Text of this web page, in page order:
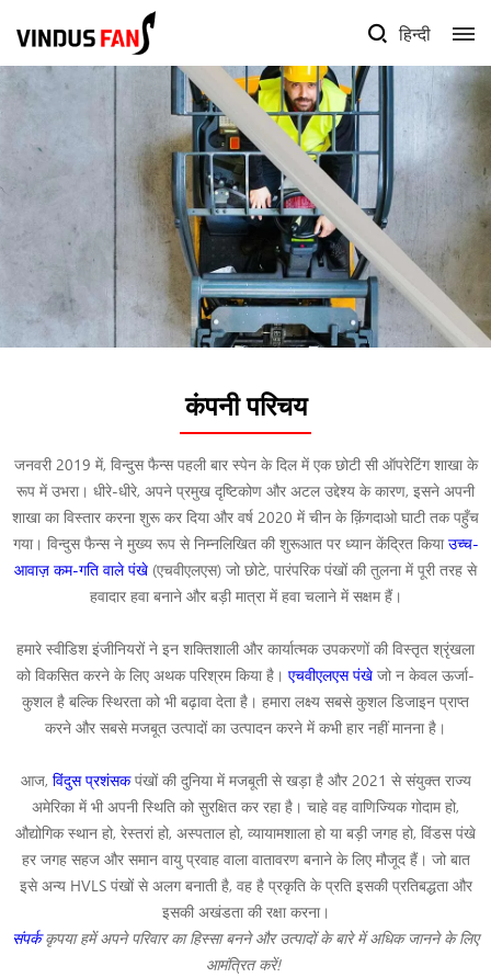
हिन्दी
कंपनी परिचय
जनवरी 2019 में, विन्दुस फैन्स पहली बार स्पेन के दिल में एक छोटी सी ऑपरेटिंग शाखा के
रूप में उभरा। धीरे-धीरे, अपने प्रमुख दृष्टिकोण और अटल उद्देश्य के कारण, इसने अपनी
शाखा का विस्तार करना शुरू कर दिया और वर्ष 2020 में चीन के क़िंगदाओ घाटी तक पहुँच
गया। विन्दुस फैन्स ने मुख्य रूप से निम्नलिखित की शुरूआत पर ध्यान केंद्रित कियाउच्च-
आवाज़ कम-गति वाले पंखे (एचवीएलएस) जो छोटे, पारंपरिक पंखों की तुलना में पूरी तरह से
हवादार हवा बनाने और बड़ी मात्रा में हवा चलाने में सक्षम हैं।
हमारे स्वीडिश इंजीनियरों ने इन शक्तिशाली और कार्यात्मक उपकरणों की विस्तृत श्रृंखला
को विकसित करने के लिए अथक परिश्रम किया है। एचवीएलएस पंखेजो न केवल ऊर्जा-
कुशल है बल्कि स्थिरता को भी बढ़ावा देता है। हमारा लक्ष्य सबसे कुशल डिजाइन प्राप्त
करने और सबसे मजबूत उत्पादों का उत्पादन करने में कभी हार नहीं मानना है।
आज, विंदुस प्रशंसकपंखों की दुनिया में मजबूती से खड़ा है और 2021 से संयुक्त राज्य
अमेरिका में भी अपनी स्थिति को सुरक्षित कर रहा है। चाहे वह वाणिज्यिक गोदाम हो,
औद्योगिक स्थान हो, रेस्तरां हो, अस्पताल हो, व्यायामशाला हो या बड़ी जगह हो, विंडस पंखे
हर जगह सहज और समान वायु प्रवाह वाला वातावरण बनाने के लिए मौजूद हैं। जो बात
इसे अन्य HVLS पंखों से अलग बनाती है, वह है प्रकृति के प्रति इसकी प्रतिबद्धता और
इसकी अखंडता की रक्षा करना।
संपर्ककृपया हमें अपने परिवार का हिस्सा बनने और उत्पादों के बारे में अधिक जानने के लिए
आमंत्रित करें!